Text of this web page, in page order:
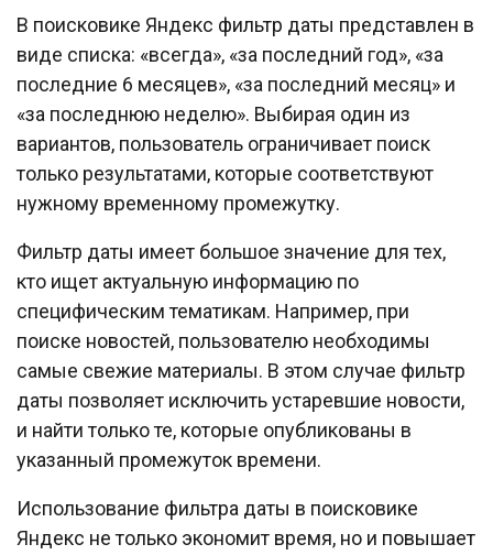
В поисковике Яндекс фильтр даты представлен в
виде списка: «всегда», «за последний год», «за
последние 6 месяцев», «за последний месяц» и
«за последнюю неделю». Выбирая один из
вариантов, пользователь ограничивает поиск
только результатами, которые соответствуют
нужному временному промежутку.
Фильтр даты имеет большое значение для тех,
кто ищет актуальную информацию по
специфическим тематикам. Например, при
поиске новостей, пользователю необходимы
самые свежие материалы. В этом случае фильтр
даты позволяет исключить устаревшие новости,
и найти только те, которые опубликованы в
указанный промежуток времени.
Использование фильтра даты в поисковике
Яндекс не только экономит время, но и повышает